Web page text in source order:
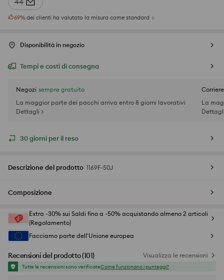
44
69%dei clienti ha valutato la misura come standard
Disponibilità in negozio
Tempi e costi di consegna
Negozi sempre gratuito
La maggior parte dei pacchi arriva entro 8 giorni lavorativi
Dettagli >
La
30 giorni per il reso
Descrizione del prodotto 1169F-50J
Composizione
Extra -30% sui Saldi fino a -50% acquistando almeno 2 articoli
(Regolamento)
Facciamo parte dell'Unione europea
Recensioni del prodotto(101) Visualizza le recensioni
Tutte le recensioni sono verificateCome funzionano i punteggi?